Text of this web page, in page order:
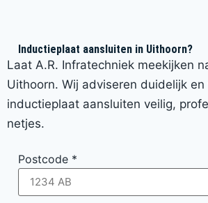
Inductieplaat aansluiten in Uithoorn?
Laat A.R. Infratechniek meekijken
Uithoorn. Wij adviseren duidelijk en
inductieplaat aansluiten veilig,
netjes.
Postcode *